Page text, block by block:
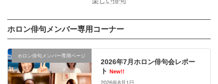
ホロン俳句メンバー専用コーナー
ホロン俳句メンバー専用ページ
2026年7月ホロン俳句会レポー
ト New!!
2026年8月1日